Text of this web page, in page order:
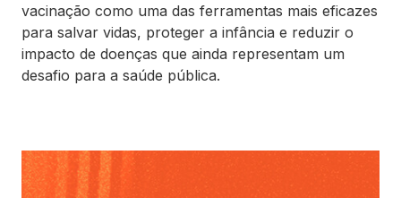
vacinação como uma das ferramentas mais eficazes
para salvar vidas, proteger a infância e reduzir o
impacto de doenças que ainda representam um
desafio para a saúde pública.